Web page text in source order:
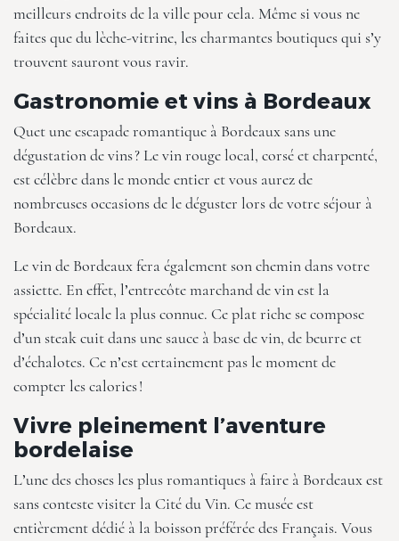
meilleurs endroits de la ville pour cela. Même si vous ne
faites que du lèche-vitrine, les charmantes boutiques qui s’y
trouvent sauront vous ravir.
Gastronomie et vins à Bordeaux
Quet une escapade romantique à Bordeaux sans une
dégustation de vins ? Le vin rouge local, corsé et charpenté,
est célèbre dans le monde entier et vous aurez de
nombreuses occasions de le déguster lors de votre séjour à
Bordeaux.
Le vin de Bordeaux fera également son chemin dans votre
assiette. En effet, l’entrecôte marchand de vin est la
spécialité locale la plus connue. Ce plat riche se compose
d’un steak cuit dans une sauce à base de vin, de beurre et
d’échalotes. Ce n’est certainement pas le moment de
compter les calories !
Vivre pleinement l’aventure
bordelaise
L’une des choses les plus romantiques à faire à Bordeaux est
sans conteste visiter la Cité du Vin. Ce musée est
entièrement dédié à la boisson préférée des Français. Vous